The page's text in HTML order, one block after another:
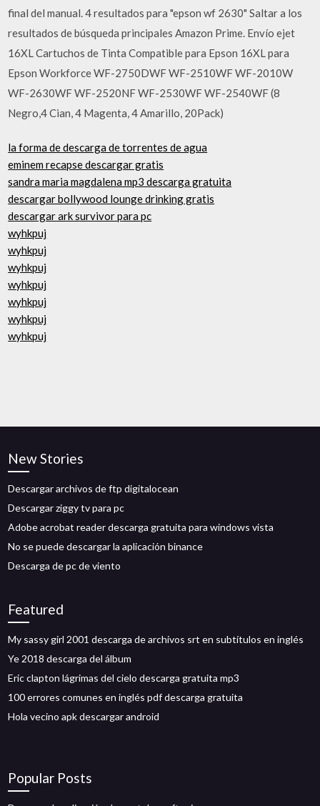
final del manual. 4 resultados para "epson wf 2630" Saltar a los
resultados de búsqueda principales Amazon Prime. Envío ejet
16XL Cartuchos de Tinta Compatible para Epson 16XL para
Epson Workforce WF-2750DWF WF-2510WF WF-2010W
WF-2630WF WF-2520NF WF-2530WF WF-2540WF (8
Negro,4 Cian, 4 Magenta, 4 Amarillo, 20Pack)
la forma de descarga de torrentes de agua
eminem recapse descargar gratis
sandra maria magdalena mp3 descarga gratuita
descargar bollywood lounge drinking gratis
descargar ark survivor para pc
wyhkpuj
wyhkpuj
wyhkpuj
wyhkpuj
wyhkpuj
wyhkpuj
wyhkpuj
New Stories
Descargar archivos de ftp digitalocean
Descargar ziggy tv para pc
Adobe acrobat reader descarga gratuita para windows vista
No se puede descargar la aplicación binance
Descarga de pc de viento
Featured
My sassy girl 2001 descarga de archivos srt en subtítulos en inglés
Ye 2018 descarga del álbum
Eric clapton lágrimas del cielo descarga gratuita mp3
100 errores comunes en inglés pdf descarga gratuita
Hola vecino apk descargar android
Popular Posts